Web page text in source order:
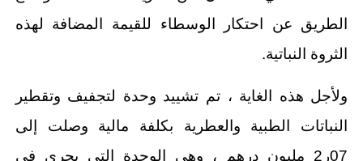
الطريق عن احتكار الوسطاء للقيمة المضافة لهذه
الثروة النباتية.
ولأجل هذه الغاية ، تم تشييد وحدة لتجفيف وتقطير
النباتات الطبية والعطرية بكلفة مالية وصلت إلى
07ر2 مليون درهم ، وهي الوحدة التي يجري في